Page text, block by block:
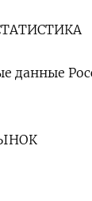
данные